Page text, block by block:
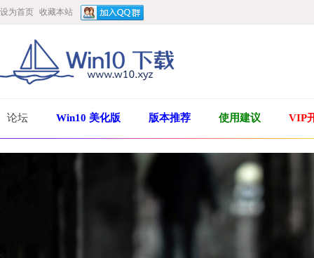
设为首页 收藏本站
论坛 Win10 美化版 版本推荐 使用建议 VIP